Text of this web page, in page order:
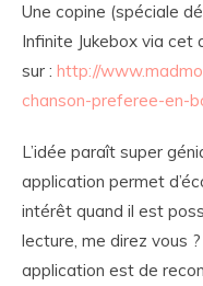
Une copine (spéciale
Infinite Jukebox via cet
sur : http://
chanson-preferee-en-
L’idée paraît super
application permet
intérêt quand il est
lecture, me direz vous
application est de